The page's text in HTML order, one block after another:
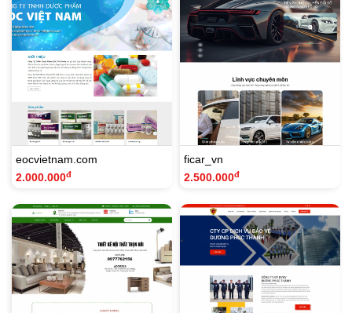
eocvietnam.com
2.000.000đ
ficar_vn
2.500.000đ